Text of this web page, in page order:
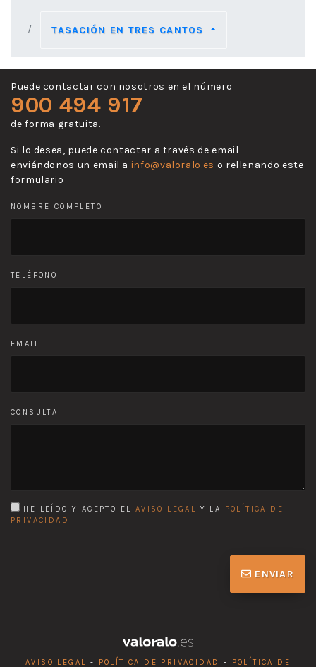
TASACIÓN EN TRES CANTOS
Puede contactar con nosotros en el número
900 494 917
de forma gratuita.
Si lo desea, puede contactar a través de email
enviándonos un email a info@valoralo.es o rellenando este
formulario
NOMBRE COMPLETO
TELÉFONO
EMAIL
CONSULTA
HE LEÍDO Y ACEPTO EL AVISO LEGAL Y LA
POLÍTICA DE
PRIVACIDAD
ENVIAR
AVISO LEGAL - POLÍTICA DE PRIVACIDAD - POLÍTICA DE